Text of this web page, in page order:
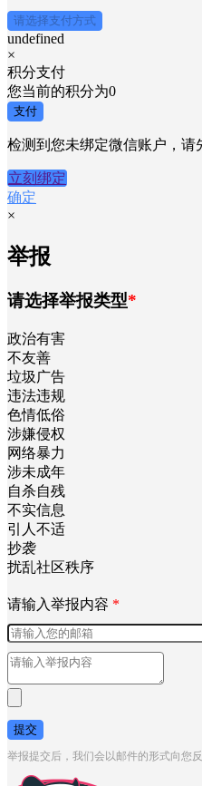
「」
×
支付金额
￥
请选择支付方式
×
积分支付
您当前的积分为
支付
立刻绑定
确定
×
举报
请选择举报类型
政治有害
不友善
垃圾广告
违法违规
色情低俗
涉嫌侵权
网络暴力
涉未成年
不实信息
引人不适
抄袭
扰乱社区秩序